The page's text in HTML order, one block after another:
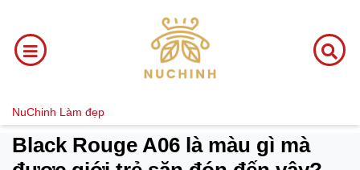
NuChinh Làm đẹp
Black Rouge A06 là màu gì mà